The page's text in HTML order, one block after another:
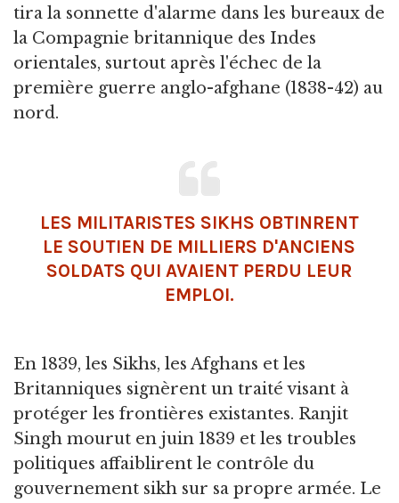
tira la sonnette d'alarme dans les bureaux de
la Compagnie britannique des Indes
orientales, surtout après l'échec de la
première guerre anglo-afghane (1838-42) au
nord.
LES MILITARISTES SIKHS OBTINRENT
LE SOUTIEN DE MILLIERS D'ANCIENS
SOLDATS QUI AVAIENT PERDU LEUR
EMPLOI.
En 1839, les Sikhs, les Afghans et les
Britanniques signèrent un traité visant à
protéger les frontières existantes. Ranjit
Singh mourut en juin 1839 et les troubles
politiques affaiblirent le contrôle du
gouvernement sikh sur sa propre armée. Le